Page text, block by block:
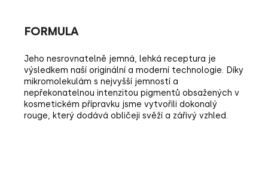
FORMULA
Jeho nesrovnatelně jemná, lehká receptura je
výsledkem naší originální a moderní technologie. Díky
mikromolekulám s nejvyšší jemností a
nepřekonatelnou intenzitou pigmentů obsažených v
kosmetickém přípravku jsme vytvořili dokonalý
rouge, který dodává obličeji svěží a zářivý vzhled.